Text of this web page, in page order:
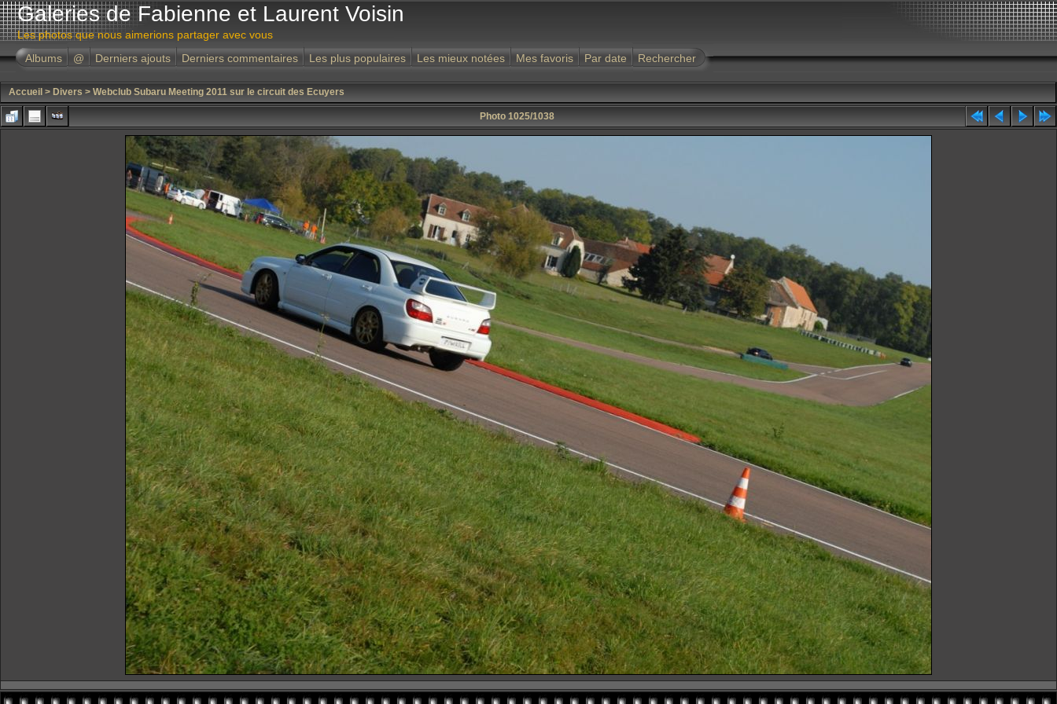
Galeries de Fabienne et Laurent Voisin
Les photos que nous aimerions partager avec vous
Albums
@ Derniers ajouts Derniers commentaires Les plus populaires Les mieux notées Mes favoris Par date Rechercher
Accueil > Divers > Webclub Subaru Meeting 2011 sur le circuit des Ecuyers
Photo 1025/1038